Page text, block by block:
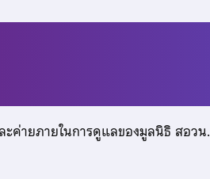
ค่ายภายในการดูแลของมูลนิธิ สอวน.